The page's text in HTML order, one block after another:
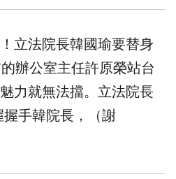
立法院長韓國瑜要替身
辦公室主任許原榮站台
力就無法擋。立法院長
手韓院長，（謝